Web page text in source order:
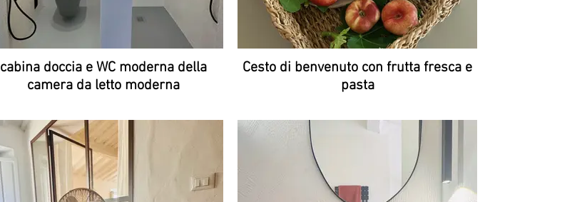
cabina doccia e WC moderna della
camera da letto moderna
Cesto di benvenuto con frutta fresca e
pasta